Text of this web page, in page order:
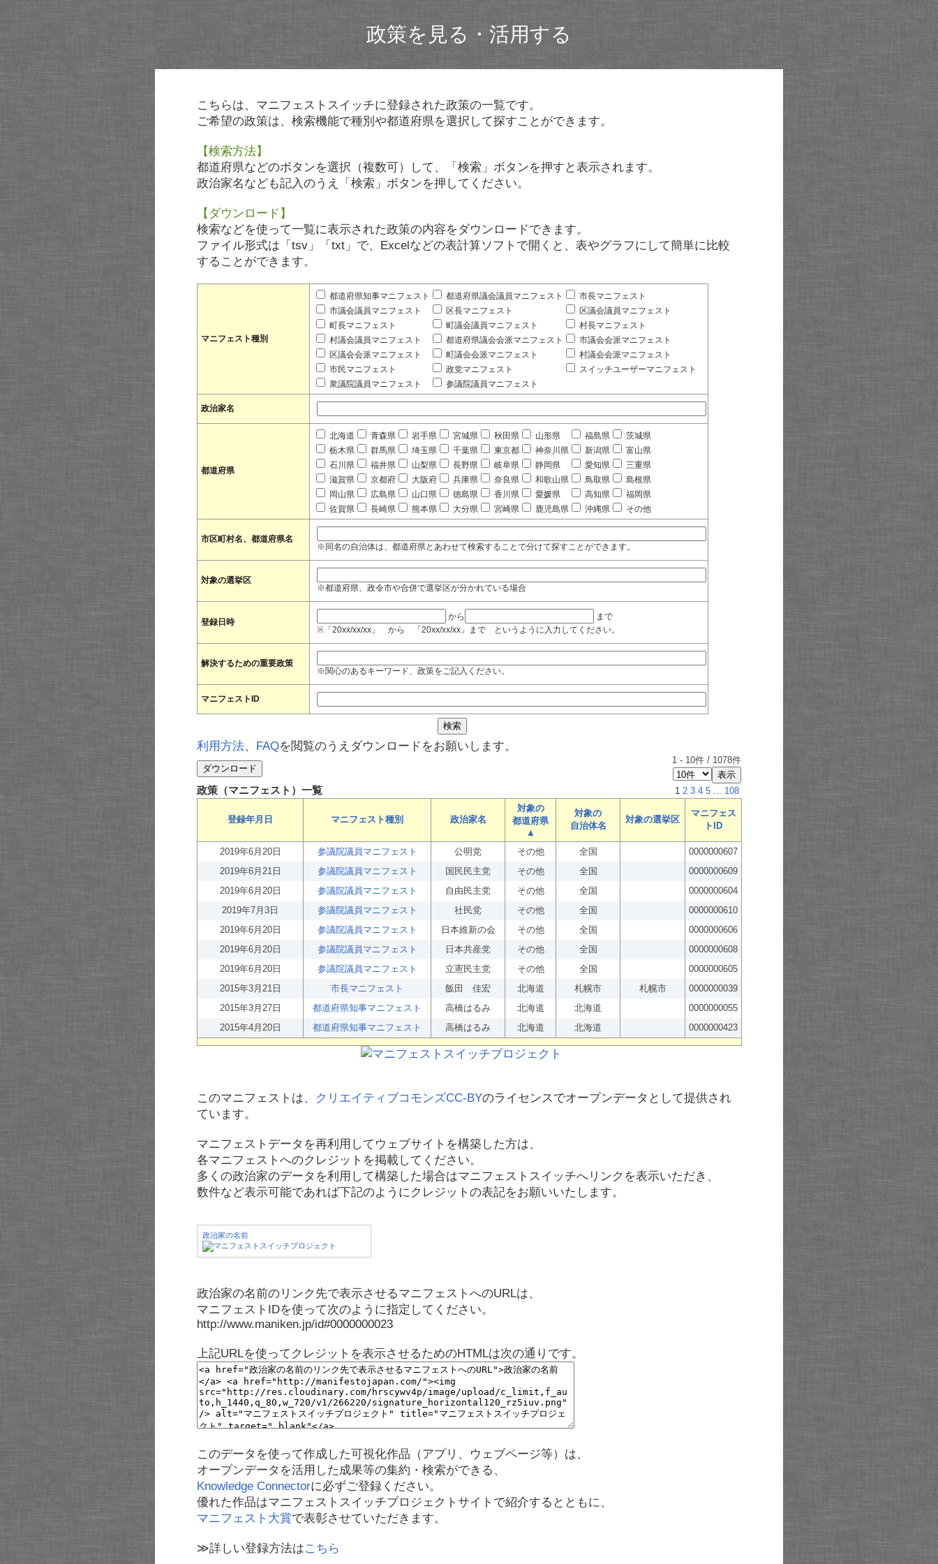
政策を見る・活用する
こちらは、マニフェストスイッチに登録された政策の一覧です。
ご希望の政策は、検索機能で種別や都道府県を選択して探すことができます。
【検索方法】
都道府県などのボタンを選択（複数可）して、「検索」ボタンを押すと表示されます。
政治家名なども記入のうえ「検索」ボタンを押してください。
【ダウンロード】
検索などを使って一覧に表示された政策の内容をダウンロードできます。
ファイル形式は「tsv」「txt」で、Excelなどの表計算ソフトで開くと、表やグラフにして簡単に比較
することができます。
マニフェスト種別
都道府県知事マニフェスト 都道府県議会議員マニフェスト
市長マニフェスト
市議会議員マニフェスト
区長マニフェスト
区議会議員マニフェスト
町長マニフェスト
町議会議員マニフェスト
村長マニフェスト
村議会議員マニフェスト
都道府県議会会派マニフェスト
市議会会派マニフェスト
区議会会派マニフェスト
町議会会派マニフェスト
村議会会派マニフェスト
市民マニフェスト
政党マニフェスト
スイッチユーザーマニフェスト
衆議院議員マニフェスト
参議院議員マニフェスト
政治家名
都道府県
北海道 青森県 岩手県 宮城県 秋田県 山形県 福島県
茨城県
栃木県
群馬県 埼玉県 千葉県 東京都 神奈川県 新潟県
富山県
石川県
福井県 山梨県 長野県 岐阜県 静岡県 愛知県
三重県
滋賀県
京都府 大阪府 兵庫県 奈良県 和歌山県 鳥取県
島根県
岡山県
広島県 山口県 徳島県 香川県 愛媛県 高知県
福岡県
佐賀県
長崎県 熊本県 大分県 宮崎県 鹿児島県 沖縄県 その他
市区町村名、都道府県名
※同名の自治体は、都道府県とあわせて検索することで分けて探すことができます。
対象の選挙区
※都道府県、政令市や合併で選挙区が分かれている場合
登録日時
から
まで
※「20xx/xx/xx」 から 「20xx/xx/xx」まで というように入力してください。
解決するための重要政策
※関心のあるキーワード、政策をご記入ください。
マニフェストID
利用方法、 FAQを閲覧のうえダウンロードをお願いします。
1 - 10件 / 1078件
政策（マニフェスト）一覧 1 2 3 4 5 ... 108
登録年月日 マニフェスト種別 政治家名
対象の
都道府県
▲
対象の
自治体名
対象の選挙区
マニフェス
トID
2019年6月20日 参議院議員マニフェスト 公明党 その他 全国
0000000607
2019年6月21日
参議院議員マニフェスト 国民民主党 その他 全国
0000000609
2019年6月20日
参議院議員マニフェスト 自由民主党 その他 全国
0000000604
2019年7月3日
参議院議員マニフェスト 社民党 その他 全国
0000000610
2019年6月20日
参議院議員マニフェスト 日本維新の会 その他 全国
0000000606
2019年6月20日
参議院議員マニフェスト 日本共産党 その他 全国
0000000608
2019年6月20日
参議院議員マニフェスト 立憲民主党 その他 全国
0000000605
2015年3月21日
市長マニフェスト 飯田 佳宏 北海道 札幌市 札幌市
0000000039
2015年3月27日
都道府県知事マニフェスト 高橋はるみ 北海道 北海道
0000000055
2015年4月20日
都道府県知事マニフェスト 高橋はるみ 北海道 北海道 0000000423
このマニフェストは、 クリエイティブコモンズCC-BYのライセンスでオープンデータとして提供され
ています。
マニフェストデータを再利用してウェブサイトを構築した方は、
各マニフェストへのクレジットを掲載してください。
多くの政治家のデータを利用して構築した場合はマニフェストスイッチへリンクを表示いただき、
数件など表示可能であれば下記のようにクレジットの表記をお願いいたします。
政治家の名前
政治家の名前のリンク先で表示させるマニフェストへのURLは、
マニフェストIDを使って次のように指定してください。
http://www.maniken.jp/id#0000000023
上記URLを使ってクレジットを表示させるためのHTMLは次の通りです。
このデータを使って作成した可視化作品（アプリ、ウェブページ等）は、
オープンデータを活用した成果等の集約・検索ができる、
Knowledge Connectorに必ずご登録ください。
優れた作品はマニフェストスイッチプロジェクトサイトで紹介するとともに、
マニフェスト大賞で表彰させていただきます。
≫詳しい登録方法はこちら